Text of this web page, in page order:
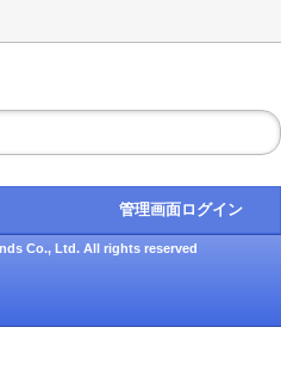
管理画面ログイン
Co., Ltd. All rights reserved